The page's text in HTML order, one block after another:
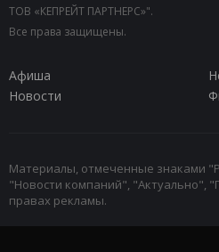
ТОВ «КЕПРЕЙТ ПАРТНЕРС»".
Все права защищены.
Афиша
Новости
Материалы, отмеченные знаками
"Новости компаний", "Актуально",
правах рекламы.